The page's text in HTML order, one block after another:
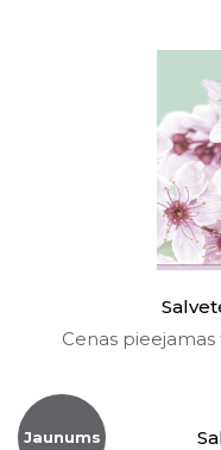
Cenas
Jaunums